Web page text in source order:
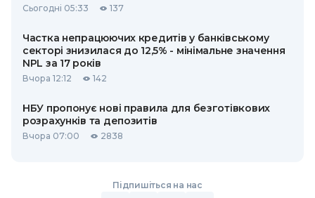
Сьогодні 05:33 137
Частка непрацюючих кредитів у банківському
секторі знизилася до 12,5% - мінімальне значення
NPL за 17 років
Вчора 12:12 142
НБУ пропонує нові правила для безготівкових
розрахунків та депозитів
Вчора 07:00 2838
Підпишіться на нас